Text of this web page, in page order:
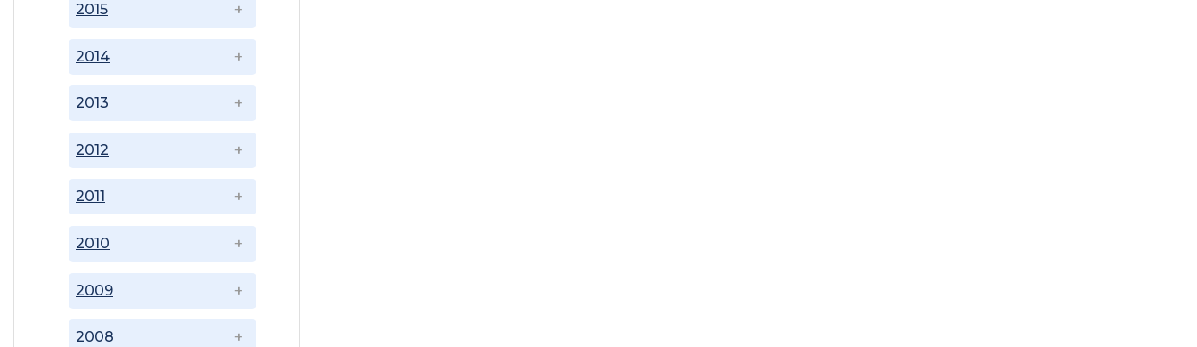
2008
2009
2010
2011
2012
2013
2014
2015